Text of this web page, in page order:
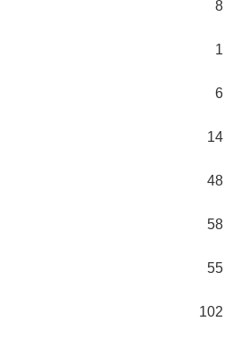
8
1
6
14
48
58
55
102